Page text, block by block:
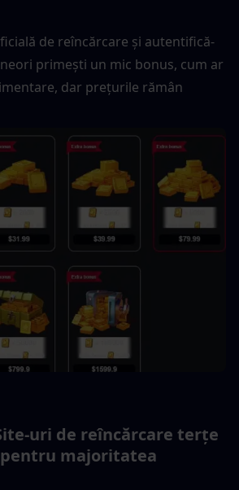
de reîncărcare și autentifică-
primești un mic bonus, cum ar
dar prețurile rămân
uri de reîncărcare terțe
majoritatea